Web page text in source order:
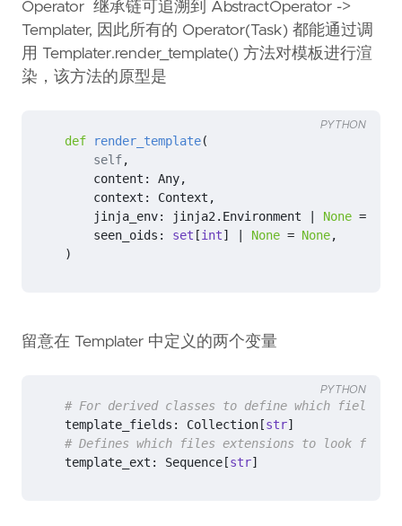
Operator 继承链可追溯到 AbstractOperator ->
Templater, 因此所有的 Operator(Task) 都能通过调
用 Templater.render_template() 方法对模板进行渲
染，该方法的原型是
def render_template(
self,
content : Any,
context : Context ,
jinja_env: jinja2. Environment None =
seen_oids : set [int] None = None,
)
PYTHON
留意在 Templater 中定义的两个变量
# For derived classes to define which
template_fields : Collection [str]
# Defines which files extensions to look for
template_ext : Sequence [str]
PYTHON